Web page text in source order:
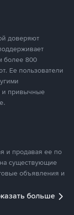
доверяют
более 800
Ее пользователи
и привычные
и продавая ее по
существующие
объявления и
больше